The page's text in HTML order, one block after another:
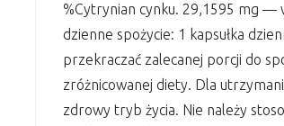
%Cytrynian cynku. 29,1595 mg —
dzienne spożycie: 1 kapsułka
przekraczać zalecanej porcji do
zróżnicowanej diety. Dla
zdrowy tryb życia. Nie należy